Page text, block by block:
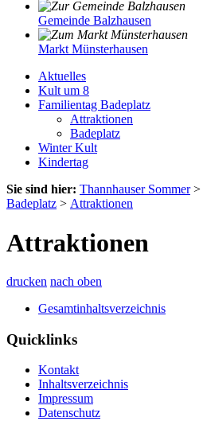
Gemeinde Balzhausen
Markt Münsterhausen
Aktuelles
Kult um 8
Familientag Badeplatz
Attraktionen
Badeplatz
Winter Kult
Kindertag
Sie sind hier: Thannhauser Sommer>
Badeplatz > Attraktionen
Attraktionen
drucken nach oben
Gesamtinhaltsverzeichnis
Quicklinks
Kontakt
Inhaltsverzeichnis
Impressum
Datenschutz